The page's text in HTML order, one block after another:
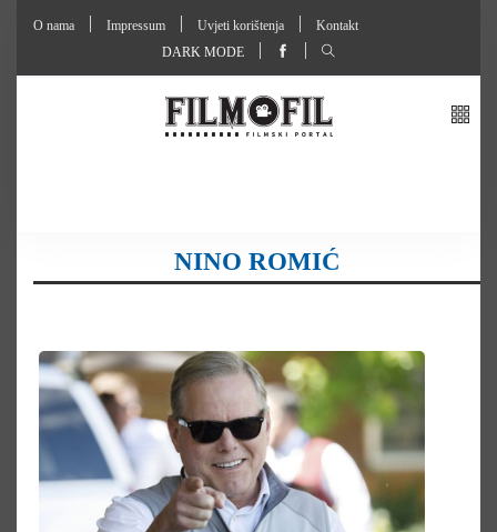
O nama Impressum Uvjeti korištenja
Kontakt
DARK MODE
NINO ROMIĆ